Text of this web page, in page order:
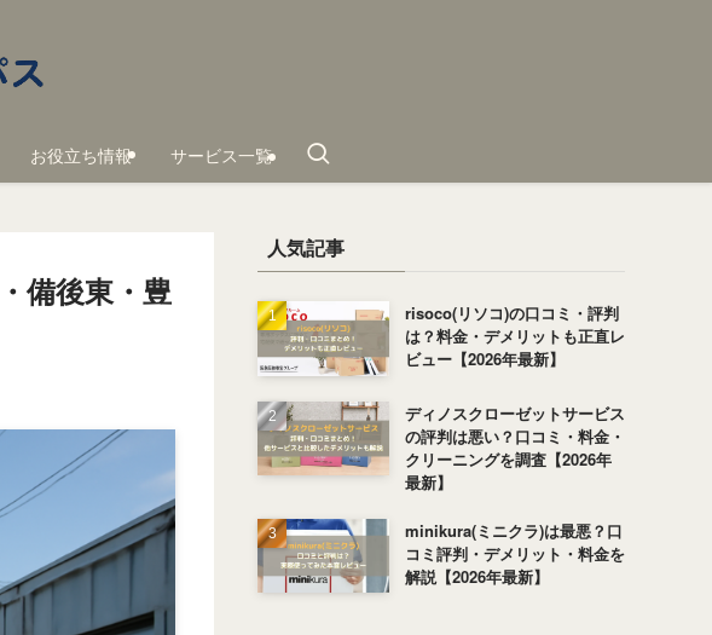
お役立ち情報 サービス一覧
備後東・豊
人気記事
risoco(リソコ)の口コミ・評判
は？料金・デメリットも正直レ
ビュー【2026年最新】
ディノスクローゼットサービス
の評判は悪い？口コミ・料金・
クリーニングを調査【2026年
最新】
minikura(ミニクラ)は最悪？口
コミ評判・デメリット・料金を
解説【2026年最新】